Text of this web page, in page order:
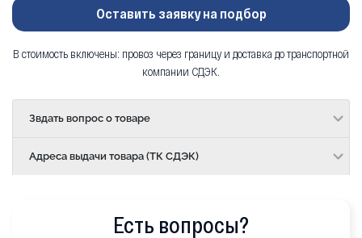
Оставить заявку на подбор
В стоимость включены: провоз через границу и доставка до транспортной
компании СДЭК.
Звдать вопрос о товаре
Адреса выдачи товара (ТК СДЭК)
Есть вопросы?